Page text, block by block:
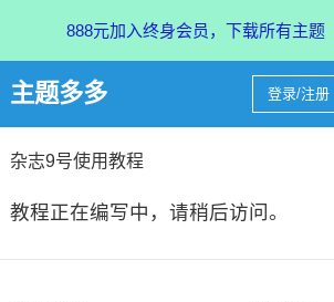
主题多多 登录/注册
杂志9号使用教程
教程正在编写中，请稍后访问。
888元加入终身会员，下载所有主题